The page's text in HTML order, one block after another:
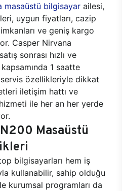
masaüstü bilgisayar ailesi,
uygun fiyatları, cazip
ve geniş kargo
Casper Nirvana
sonrası hızlı ve
1 saatte
özellikleriyle dikkat
iletişim hattı ve
ile her an her yerde
Masaüstü
bilgisayarları hem iş
kullanabilir, sahip olduğu
kurumsal programları da